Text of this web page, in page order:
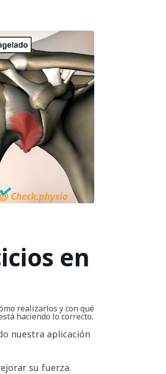
en
realizarlos y con qué
haciendo lo correcto.
nuestra aplicación
su fuerza.